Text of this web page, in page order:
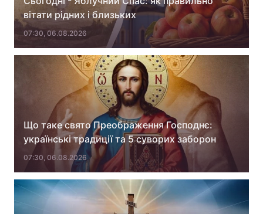
вітати рідних і близьких
07:30, 06.08.2026
Що таке свято Преображення Господнє:
українські традиції та 5 суворих заборон
07:30, 06.08.2026